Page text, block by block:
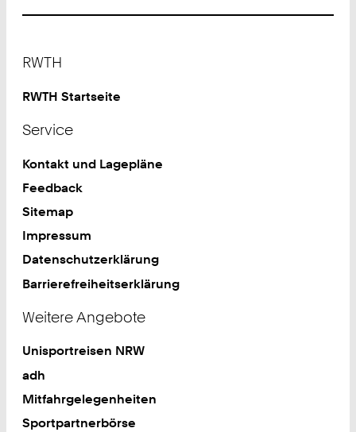
RWTH
RWTH Startseite
Service
Kontakt und Lagepläne
Feedback
Sitemap
Impressum
Datenschutzerklärung
Barrierefreiheitserklärung
Weitere Angebote
Unisportreisen NRW
adh
Mitfahrgelegenheiten
Sportpartnerbörse